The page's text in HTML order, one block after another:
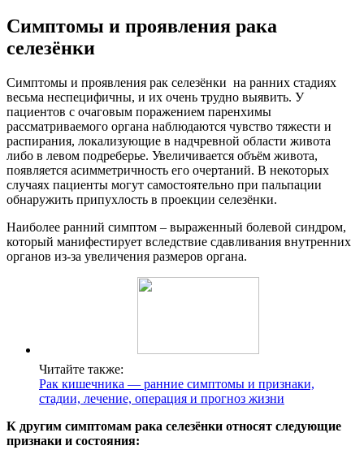
Симптомы и проявления рака
селезёнки
Симптомы и проявления рак селезёнки на ранних стадиях
весьма неспецифичны, и их очень трудно выявить. У
пациентов с очаговым поражением паренхимы
рассматриваемого органа наблюдаются чувство тяжести и
распирания, локализующие в надчревной области живота
либо в левом подреберье. Увеличивается объём живота,
появляется асимметричность его очертаний. В некоторых
случаях пациенты могут самостоятельно при пальпации
обнаружить припухлость в проекции селезёнки.
Наиболее ранний симптом – выраженный болевой синдром,
который манифестирует вследствие сдавливания внутренних
органов из-за увеличения размеров органа.
Читайте также:
Рак кишечника — ранние симптомы и признаки,
стадии, лечение, операция и прогноз жизни
К другим симптомам рака селезёнки относят следующие
признаки и состояния: